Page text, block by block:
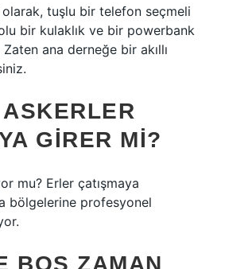
tuşlu bir telefon seçmeli
bir kulaklık ve bir powerbank
Zaten ana derneğe bir akıllı
GIRER MI?
mu? Erler çatışmaya
bölgelerine profesyonel
BOŞ ZAMAN